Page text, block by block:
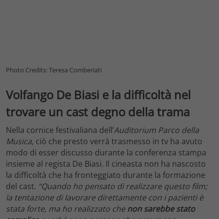
Photo Credits: Teresa Comberiati
Volfango De Biasi e la difficoltà nel
trovare un cast degno della trama
Nella cornice festivaliana dell’Auditorium Parco della
Musica, ciò che presto verrà trasmesso in tv ha avuto
modo di esser discusso durante la conferenza stampa
insieme al regista De Biasi. Il cineasta non ha nascosto
la difficoltà che ha fronteggiato durante la formazione
del cast. “Quando ho pensato di realizzare questo film;
la tentazione di lavorare direttamente con i pazienti è
stata forte, ma ho realizzato chenon sarebbe stato